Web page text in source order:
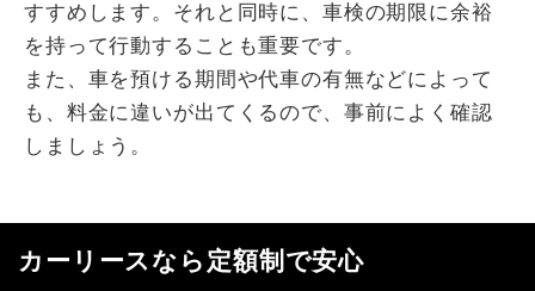
すすめします。それと同時に、車検の期限に余裕
を持って行動することも重要です。
また、車を預ける期間や代車の有無などによって
も、料金に違いが出てくるので、事前によく確認
しましょう。
カーリースなら定額制で安心